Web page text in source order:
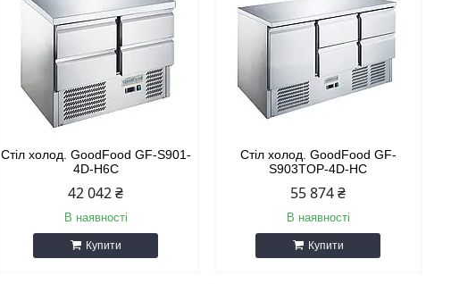
Стіл холод. GoodFood GF-S901-
4D-H6C
42 042 ₴
В наявності
Купити
Стіл холод. GoodFood GF-
S903TOP-4D-HC
55 874 ₴
В наявності
Купити